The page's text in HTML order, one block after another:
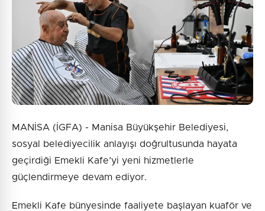
MANİSA (İGFA) - Manisa Büyükşehir Belediyesi,
sosyal belediyecilik anlayışı doğrultusunda hayata
geçirdiği Emekli Kafe’yi yeni hizmetlerle
güçlendirmeye devam ediyor.
Emekli Kafe bünyesinde faaliyete başlayan kuaför ve